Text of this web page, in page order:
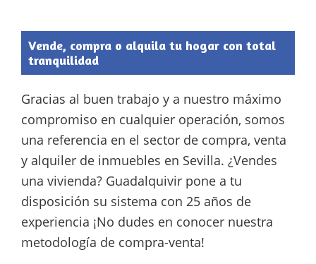
Vende, compra o alquila tu hogar con total
tranquilidad
Gracias al buen trabajo y a nuestro máximo
compromiso en cualquier operación, somos
una referencia en el sector de compra, venta
y alquiler de inmuebles en Sevilla. ¿Vendes
una vivienda? Guadalquivir pone a tu
disposición su sistema con 25 años de
experiencia ¡No dudes en conocer nuestra
metodología de compra-venta!